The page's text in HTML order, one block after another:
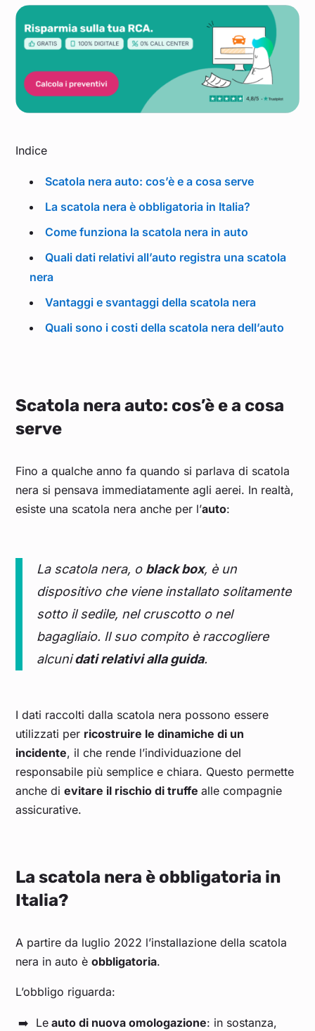
Indice
Scatola nera auto: cos’è e a cosa serve
La scatola nera è obbligatoria in Italia?
Come funziona la scatola nera in auto
Quali dati relativi all’auto registra una scatola
nera
Vantaggi e svantaggi della scatola nera
Quali sono i costi della scatola nera dell’auto
Scatola nera auto: cos’è e a cosa
serve
Fino a qualche anno fa quando si parlava di scatola
nera si pensava immediatamente agli aerei. In realtà,
esiste una scatola nera anche per l’auto:
La scatola nera, o black box, è un
dispositivo che viene installato solitamente
sotto il sedile, nel cruscotto o nel
bagagliaio. Il suo compito è raccogliere
alcunidati relativi alla guida.
I dati raccolti dalla scatola nera possono essere
utilizzati per ricostruire le dinamiche di un
incidente, il che rende l’individuazione del
responsabile più semplice e chiara. Questo permette
anche dievitare il rischio di truffealle compagnie
assicurative.
La scatola nera è obbligatoria in
Italia?
A partire da luglio 2022 l’installazione della scatola
nera in auto èobbligatoria.
L’obbligo riguarda:
Le auto di nuova omologazione: in sostanza,